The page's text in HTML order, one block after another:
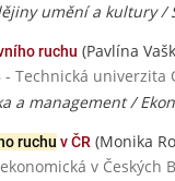
umění a kultury /
ruchu (Pavlína
- Technická univerzita
a management /
ruchu v ČR (Monika
v Českých